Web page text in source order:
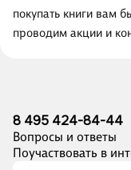
покупать книги вам
проводим акции и
8 495 424-84-44
Вопросы и ответы
Поучаствовать в